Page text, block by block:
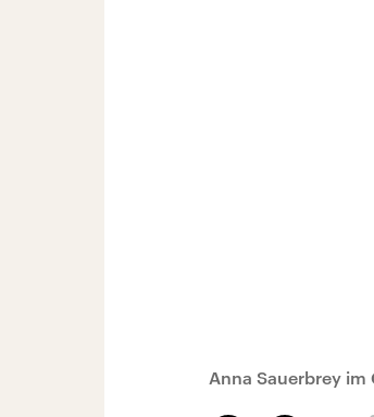
Anna Sauerbrey im